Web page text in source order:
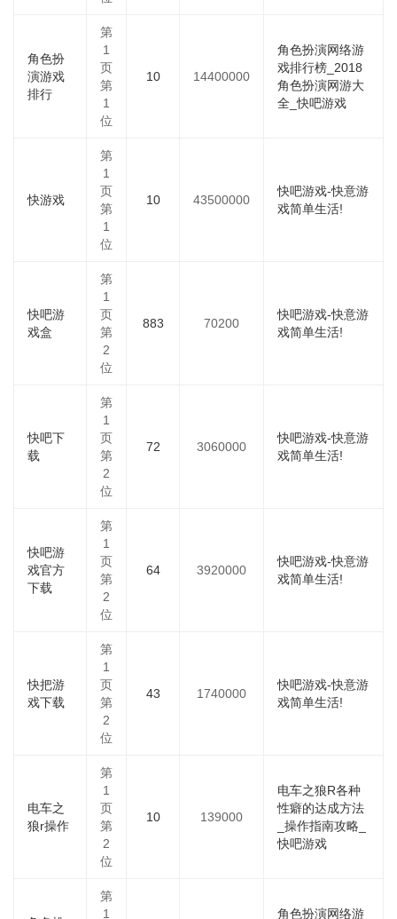
角色扮
演游戏
排行
第
1
页
第
1
位
10 14400000
角色扮演网络游
戏排行榜_2018
角色扮演网游大
全_快吧游戏
快游戏
第
1
页
第
1
位
10 43500000
快吧游戏-快意游
戏简单生活!
快吧游
戏盒
第
1
页
第
2
位
883 70200
快吧游戏-快意游
戏简单生活!
快吧下
载
第
1
页
第
2
位
72 3060000
快吧游戏-快意游
戏简单生活!
快吧游
戏官方
下载
第
1
页
第
2
位
64 3920000
快吧游戏-快意游
戏简单生活!
快把游
戏下载
第
1
页
第
2
位
43 1740000
快吧游戏-快意游
戏简单生活!
电车之
狼r操作
第
1
页
第
2
位
10 139000
电车之狼R各种
性癖的达成方法
_操作指南攻略_
快吧游戏
第
1
角色扮演网络游